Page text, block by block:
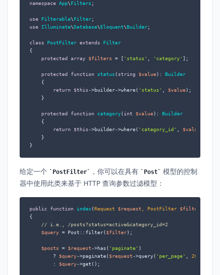
namespace App\ Filters ;
use Filterable\ Filter
use
Illuminate\Database\ Eloquent\Builder;
class PostFilter extends
Filter
{
protected
array $filters = [ 'status' , 'category' ];
protected function status ( string $value):
Builder
{
return
$this->builder->where( 'status' , $value);
    }
protected function category( int $value):
Builder
{
return
$this->builder->where( 'category_id' , $value
    }
}
给定一个 PostFilter ，你可以在具有 Post
模型的控制
器中使用此类来基于 HTTP 查询参数过滤模型：
public function index( Request $request , PostFilter $filter
{
// i.e., /posts?status=active&category_id=2
$query = Post::filter( $filter);
$posts = $request->has( 'paginate' )
        ?
$query->paginate( $request->query( 'per_page' , 20
        :
$query->get();